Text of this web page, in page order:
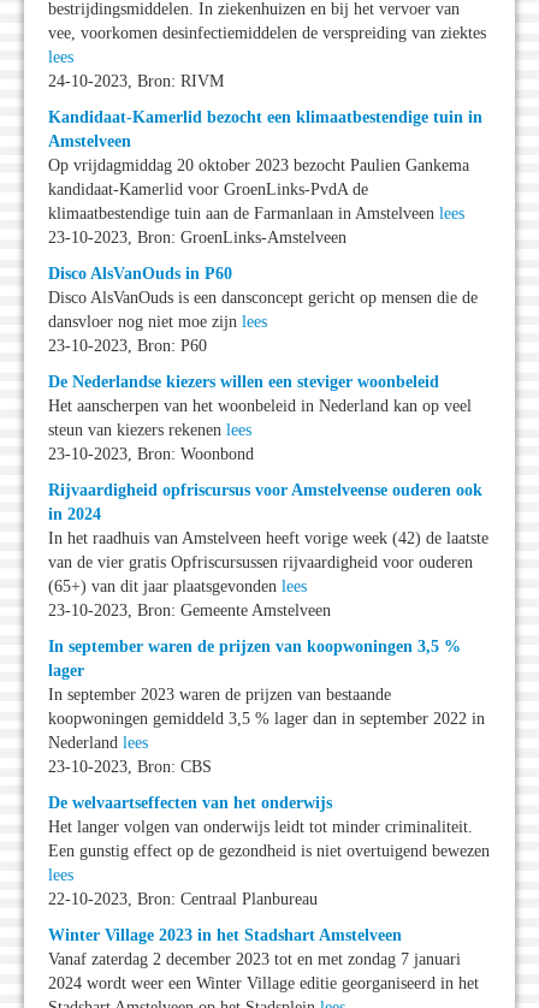
bestrijdingsmiddelen. In ziekenhuizen en bij het vervoer van
vee, voorkomen desinfectiemiddelen de verspreiding van ziektes
lees
24-10-2023, Bron: RIVM
Kandidaat-Kamerlid bezocht een klimaatbestendige tuin in
Amstelveen
Op vrijdagmiddag 20 oktober 2023 bezocht Paulien Gankema
kandidaat-Kamerlid voor GroenLinks-PvdA de
klimaatbestendige tuin aan de Farmanlaan in Amstelveen lees
23-10-2023, Bron: GroenLinks-Amstelveen
Disco AlsVanOuds in P60
Disco AlsVanOuds is een dansconcept gericht op mensen die de
dansvloer nog niet moe zijn lees
23-10-2023, Bron: P60
De Nederlandse kiezers willen een steviger woonbeleid
Het aanscherpen van het woonbeleid in Nederland kan op veel
steun van kiezers rekenen lees
23-10-2023, Bron: Woonbond
Rijvaardigheid opfriscursus voor Amstelveense ouderen ook
in 2024
In het raadhuis van Amstelveen heeft vorige week (42) de laatste
van de vier gratis Opfriscursussen rijvaardigheid voor ouderen
(65+) van dit jaar plaatsgevonden lees
23-10-2023, Bron: Gemeente Amstelveen
In september waren de prijzen van koopwoningen 3,5 %
lager
In september 2023 waren de prijzen van bestaande
koopwoningen gemiddeld 3,5 % lager dan in september 2022 in
Nederland lees
23-10-2023, Bron: CBS
De welvaartseffecten van het onderwijs
Het langer volgen van onderwijs leidt tot minder criminaliteit.
Een gunstig effect op de gezondheid is niet overtuigend bewezen
lees
22-10-2023, Bron: Centraal Planbureau
Winter Village 2023 in het Stadshart Amstelveen
Vanaf zaterdag 2 december 2023 tot en met zondag 7 januari
2024 wordt weer een Winter Village editie georganiseerd in het